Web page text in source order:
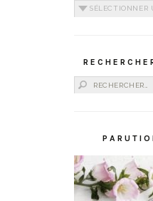
Catégories
Rechercher :